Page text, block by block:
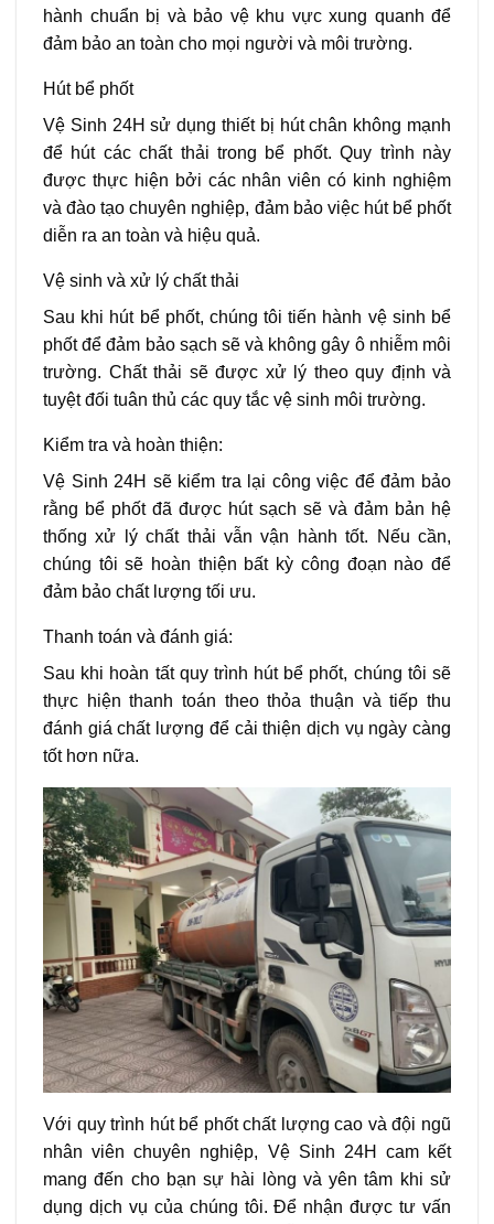
hành chuẩn bị và bảo vệ khu vực xung quanh để
đảm bảo an toàn cho mọi người và môi trường.
Hút bể phốt
Vệ Sinh 24H sử dụng thiết bị hút chân không mạnh
để hút các chất thải trong bể phốt. Quy trình này
được thực hiện bởi các nhân viên có kinh nghiệm
và đào tạo chuyên nghiệp, đảm bảo việc hút bể phốt
diễn ra an toàn và hiệu quả.
Vệ sinh và xử lý chất thải
Sau khi hút bể phốt, chúng tôi tiến hành vệ sinh bể
phốt để đảm bảo sạch sẽ và không gây ô nhiễm môi
trường. Chất thải sẽ được xử lý theo quy định và
tuyệt đối tuân thủ các quy tắc vệ sinh môi trường.
Kiểm tra và hoàn thiện:
Vệ Sinh 24H sẽ kiểm tra lại công việc để đảm bảo
rằng bể phốt đã được hút sạch sẽ và đảm bản hệ
thống xử lý chất thải vẫn vận hành tốt. Nếu cần,
chúng tôi sẽ hoàn thiện bất kỳ công đoạn nào để
đảm bảo chất lượng tối ưu.
Thanh toán và đánh giá:
Sau khi hoàn tất quy trình hút bể phốt, chúng tôi sẽ
thực hiện thanh toán theo thỏa thuận và tiếp thu
đánh giá chất lượng để cải thiện dịch vụ ngày càng
tốt hơn nữa.
Với quy trình hút bể phốt chất lượng cao và đội ngũ
nhân viên chuyên nghiệp, Vệ Sinh 24H cam kết
mang đến cho bạn sự hài lòng và yên tâm khi sử
dụng dịch vụ của chúng tôi. Để nhận được tư vấn